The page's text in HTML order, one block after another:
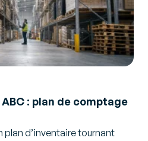
: plan de comptage
plan d’inventaire tournant